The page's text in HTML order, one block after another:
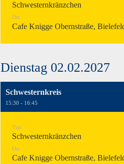
Schwesternkränzchen
Ort
Cafe Knigge Obernstraße,
Dienstag 02.02.2027
Schwesternkreis
15:30 - 16:45
Typ
Schwesternkränzchen
Ort
Cafe Knigge Obernstraße,